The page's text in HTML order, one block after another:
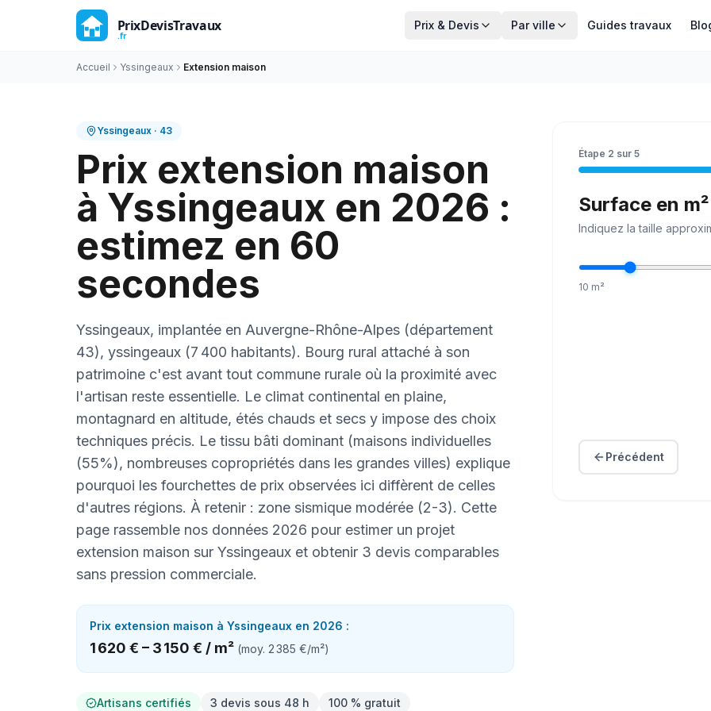
Prix & Devis Par ville Guides travaux
Accueil Yssingeaux Extension maison
Yssingeaux · 43
Prix extension maison
à Yssingeaux en 2026 :
estimez en 60
secondes
Yssingeaux, implantée en Auvergne-Rhône-Alpes (département
43), yssingeaux (7 400 habitants). Bourg rural attaché à son
patrimoine c'est avant tout commune rurale où la proximité avec
l'artisan reste essentielle. Le climat continental en plaine,
montagnard en altitude, étés chauds et secs y impose des choix
techniques précis. Le tissu bâti dominant (maisons individuelles
(55%), nombreuses copropriétés dans les grandes villes) explique
pourquoi les fourchettes de prix observées ici diffèrent de celles
d'autres régions. À retenir : zone sismique modérée (2-3). Cette
page rassemble nos données 2026 pour estimer un projet
extension maison sur Yssingeaux et obtenir 3 devis comparables
sans pression commerciale.
Prix extension maison à Yssingeaux en 2026 :
1 620 € – 3 150 € / m² (moy. 2 385 €/m²)
Artisans certifiés 3 devis sous 48 h 100 % gratuit
Étape 2 sur 5
Surface en m²
Indiquez lataille
10 m²
Précédent